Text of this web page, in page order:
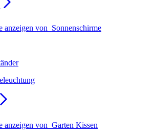
anzeigen von Sonnenschirme
anzeigen von Garten Kissen